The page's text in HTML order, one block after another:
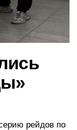
рейдов по